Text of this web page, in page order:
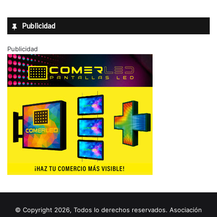
Publicidad
Publicidad
© Copyright 2026, Todos lo derechos reservados. Asociación